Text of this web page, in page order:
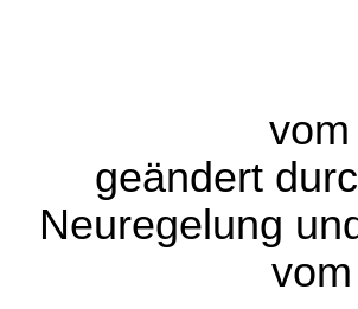
geändert
Neuregelung